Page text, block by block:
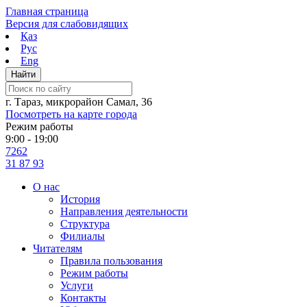
Skip
to
content
Главная страница
Версия для слабовидящих
Қаз
Рус
Eng
г. Тараз, микрорайон Самал, 36
Посмотреть на карте города
Режим работы
9:00 - 19:00
7262
31 87 93
О нас
История
Направления деятельности
Структура
Филиалы
Читателям
Правила пользования
Режим работы
Услуги
Контакты